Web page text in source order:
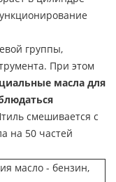
группы,
При этом
масла для
смешивается с
на 50 частей
бензин,